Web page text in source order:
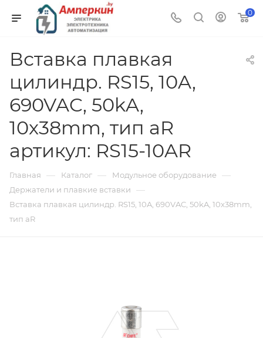
0
Вставка плавкая
цилиндр. RS15, 10A,
690VAC, 50kA,
10x38mm, тип aR
артикул: RS15-10AR
Главная — Каталог — Модульное оборудование —
Держатели и плавкие вставки —
Вставка плавкая цилиндр. RS15, 10A, 690VAC, 50kA, 10x38mm,
тип aR